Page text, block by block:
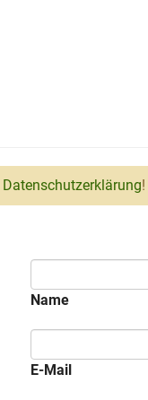
Datenschutzerklärung!
Name
E-Mail